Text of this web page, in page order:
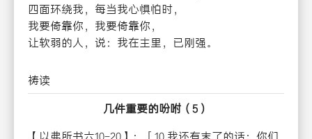
四面环绕我，每当我心惧怕时，
我要倚靠你，我要倚靠你，
让软弱的人，说：我在主里，已刚强。
祷读
几件重要的吩咐 （ 5 ）
【以弗所书六10-20】：「10 我还有末了的话：你们